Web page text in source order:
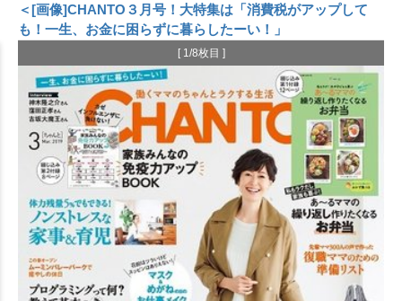
＜[画像]CHANTO３月号！大特集は「消費税がアップして
も！一生、お金に困らずに暮らしたーい！」
[ 1/8枚目 ]